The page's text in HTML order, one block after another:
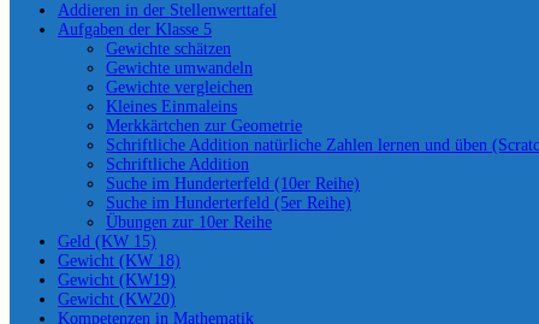
Addieren in der Stellenwerttafel
Aufgaben der Klasse 5
Gewichte schätzen
Gewichte umwandeln
Gewichte vergleichen
Kleines Einmaleins
Merkkärtchen zur Geometrie
Schriftliche Addition natürliche Zahlen lernen und üben
Schriftliche Addition
Suche im Hunderterfeld (10er Reihe)
Suche im Hunderterfeld (5er Reihe)
Übungen zur 10er Reihe
Geld (KW 15)
Gewicht (KW 18)
Gewicht (KW19)
Gewicht (KW20)
Kompetenzen in Mathematik